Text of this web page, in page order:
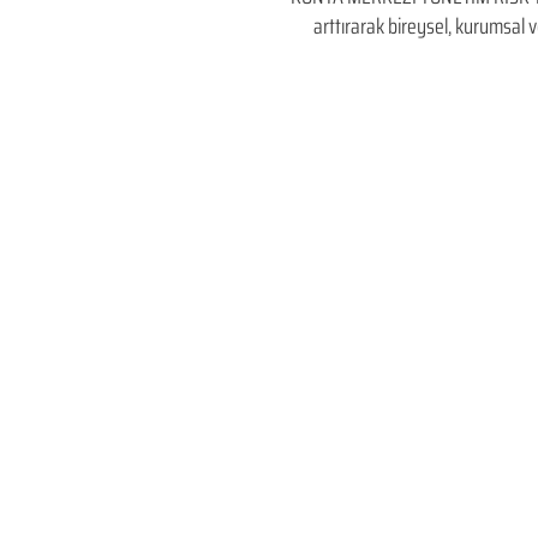
arttırarak bireysel, kurumsal